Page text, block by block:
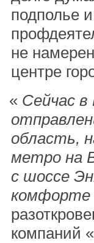
подполье
не
центре
« Сейчас в
область,
метро на
с шоссе
комфорте
компаний